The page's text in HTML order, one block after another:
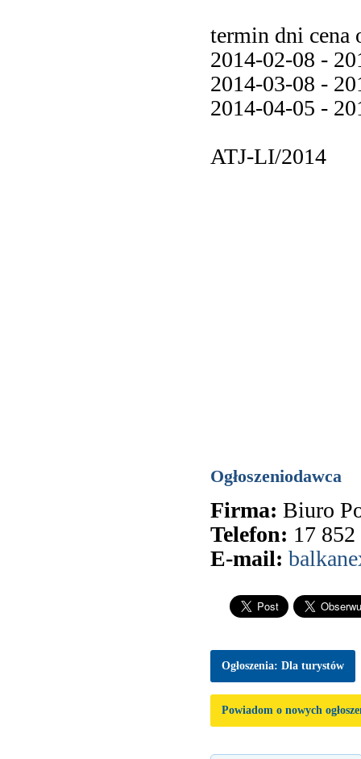
termin dni cena
2014-02-08 -
2014-03-08 -
2014-04-05 -
ATJ-LI/2014
Ogłoszeniodawca
Firma: Biuro
Telefon: 17
E-mail:
Ogłoszenia: Dla turystów
Powiadom o nowych